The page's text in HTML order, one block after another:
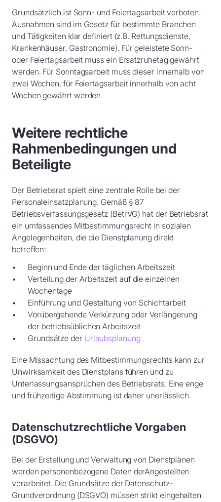
Grundsätzlich ist Sonn- und Feiertagsarbeit verboten.
Ausnahmen sind im Gesetz für bestimmte Branchen
und Tätigkeiten klar definiert (z.B. Rettungsdienste,
Krankenhäuser, Gastronomie). Für geleistete Sonn-
oder Feiertagsarbeit muss ein Ersatzruhetag gewährt
werden. Für Sonntagsarbeit muss dieser innerhalb von
zwei Wochen, für Feiertagsarbeit innerhalb von acht
Wochen gewährt werden.
Weitere rechtliche
Rahmenbedingungen und
Beteiligte
Der Betriebsrat spielt eine zentrale Rolle bei der
Personaleinsatzplanung. Gemäß § 87
Betriebsverfassungsgesetz (BetrVG) hat der Betriebsrat
ein umfassendes Mitbestimmungsrecht in sozialen
Angelegenheiten, die die Dienstplanung direkt
betreffen:
Beginn und Ende der täglichen Arbeitszeit
Verteilung der Arbeitszeit auf die einzelnen
Wochentage
Einführung und Gestaltung von Schichtarbeit
Vorübergehende Verkürzung oder Verlängerung
der betriebsüblichen Arbeitszeit
Grundsätze der Urlaubsplanung
Eine Missachtung des Mitbestimmungsrechts kann zur
Unwirksamkeit des Dienstplans führen und zu
Unterlassungsansprüchen des Betriebsrats. Eine enge
und frühzeitige Abstimmung ist daher unerlässlich.
Datenschutzrechtliche Vorgaben
(DSGVO)
Bei der Erstellung und Verwaltung von Dienstplänen
werden personenbezogene Daten derAngestellten
verarbeitet. Die Grundsätze der Datenschutz-
Grundverordnung (DSGVO) müssen strikt eingehalten